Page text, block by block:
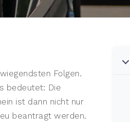
Folgen.
bedeutet: Die
ist dann nicht nur
beantragt werden.